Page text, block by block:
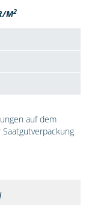
M2
auf dem